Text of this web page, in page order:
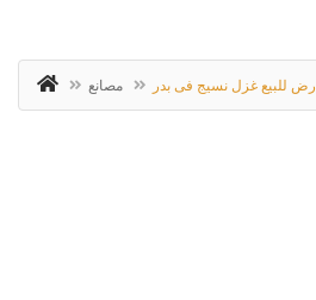
مصانع ارض للبيع غزل نسيج فى بدر